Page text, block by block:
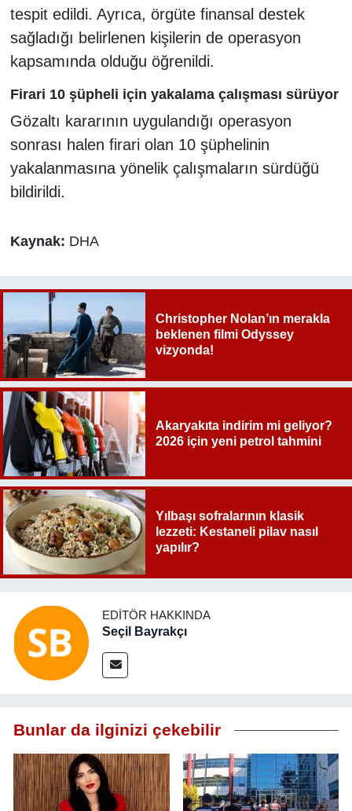
tespit edildi. Ayrıca, örgüte finansal destek
sağladığı belirlenen kişilerin de operasyon
kapsamında olduğu öğrenildi.
Firari 10 şüpheli için yakalama çalışması sürüyor
Gözaltı kararının uygulandığı operasyon
sonrası halen firari olan 10 şüphelinin
yakalanmasına yönelik çalışmaların sürdüğü
bildirildi.
Kaynak: DHA
Christopher Nolan’ın merakla
beklenen filmi Odyssey
vizyonda!
Akaryakıta indirim mi geliyor?
2026 için yeni petrol tahmini
Yılbaşı sofralarının klasik
lezzeti: Kestaneli pilav nasıl
yapılır?
EDITÖR HAKKINDA
Seçil Bayrakçı
Bunlar da ilginizi çekebilir